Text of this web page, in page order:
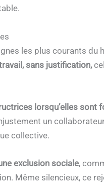
les plus courants du
sans justification,
lorsqu’elles sont
un
collective.
exclusion sociale,
Même silencieux, ce